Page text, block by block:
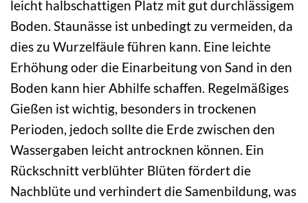
leicht halbschattigen Platz mit gut durchlässigem
Boden. Staunässe ist unbedingt zu vermeiden, da
dies zu Wurzelfäule führen kann. Eine leichte
Erhöhung oder die Einarbeitung von Sand in den
Boden kann hier Abhilfe schaffen. Regelmäßiges
Gießen ist wichtig, besonders in trockenen
Perioden, jedoch sollte die Erde zwischen den
Wassergaben leicht antrocknen können. Ein
Rückschnitt verblühter Blüten fördert die
Nachblüte und verhindert die Samenbildung, was